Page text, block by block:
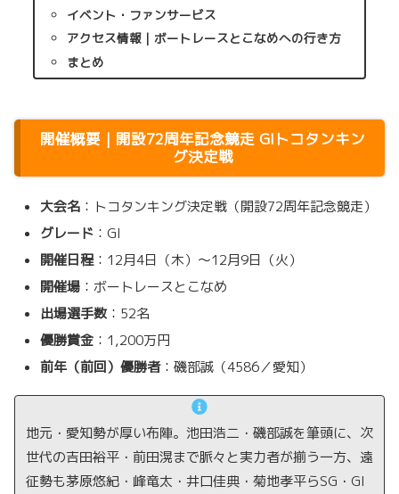
イベント・ファンサービス
アクセス情報｜ボートレースとこなめへの行き方
まとめ
開催概要｜開設72周年記念競走 GIトコタンキン
グ決定戦
大会名 ：トコタンキング決定戦（開設72周年記念競走）
グレード ：GI
開催日程：12月4日（木）～12月9日（火）
開催場 ：ボートレースとこなめ
出場選手数：52名
優勝賞金 ：1,200万円
前年（前回）優勝者：磯部誠（4586／愛知）
地元・愛知勢が厚い布陣。池田浩二・磯部誠を筆頭に、次
世代の吉田裕平・前田滉まで脈々と実力者が揃う一方、遠
征勢も茅原悠紀・峰竜太・井口佳典・菊地孝平らSG・GI